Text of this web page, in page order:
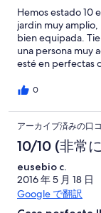
Hemos estado 10
jardin muy amplio,
bien equipada.
una persona muy
esté en perfectas
en perfectas
0
アーカイブ済みの口
10/10 (非常
eusebio c.
2016 年 5 月 18 日
Google で翻訳